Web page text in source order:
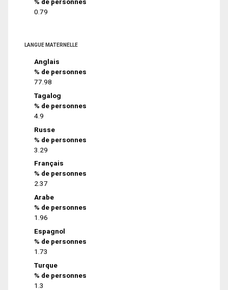
0.79
LANGUE MATERNELLE
Anglais
% de personnes
77.98
Tagalog
% de personnes
4.9
Russe
% de personnes
3.29
Français
% de personnes
2.37
Arabe
% de personnes
1.96
Espagnol
% de personnes
1.73
Turque
% de personnes
1.3